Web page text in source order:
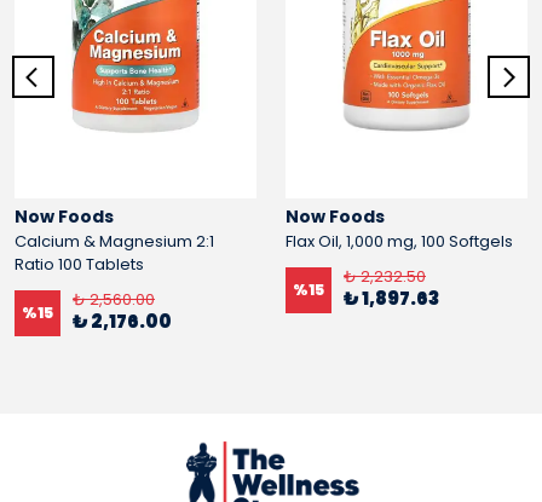
Now Foods
Calcium & Magnesium 2:1
Ratio 100 Tablets
%15
₺ 2,560.00
₺ 2,176.00
Now Foods
Flax Oil, 1,000 mg, 100 Softgels
%15
₺ 2,232.50
₺ 1,897.63